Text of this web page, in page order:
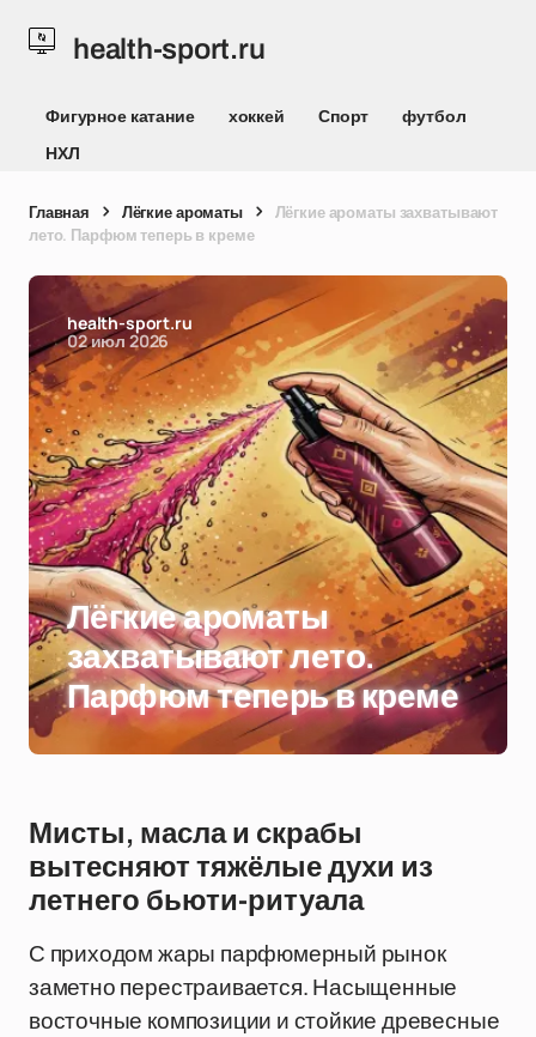
health-sport.ru
Фигурное катание хоккей Спорт
футбол
НХЛ
Главная Лёгкие ароматы
Лёгкие ароматы захватывают
лето. Парфюм теперь в креме
health-sport.ru
02 июл 2026
Лёгкие ароматы
захватывают лето.
Парфюм теперь в креме
Мисты, масла и скрабы
вытесняют тяжёлые духи из
летнего бьюти-ритуала
С приходом жары парфюмерный рынок
заметно перестраивается. Насыщенные
восточные композиции и стойкие древесные